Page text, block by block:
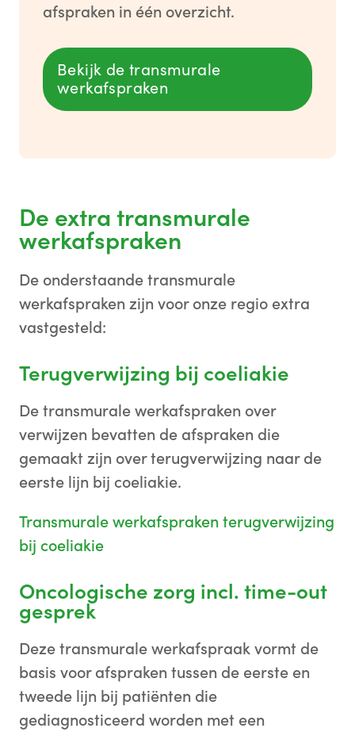
afspraken in één overzicht.
Bekijk de transmurale
werkafspraken
De extra transmurale
werkafspraken
De onderstaande transmurale
werkafspraken zijn voor onze regio extra
vastgesteld:
Terugverwijzing bij coeliakie
De transmurale werkafspraken over
verwijzen bevatten de afspraken die
gemaakt zijn over terugverwijzing naar de
eerste lijn bij coeliakie.
Transmurale werkafspraken terugverwijzing
bij coeliakie
Oncologische zorg incl. time-out
gesprek
Deze transmurale werkafspraak vormt de
basis voor afspraken tussen de eerste en
tweede lijn bij patiënten die
gediagnosticeerd worden met een